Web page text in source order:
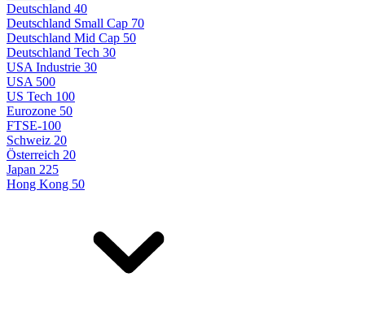
Deutschland 40
Deutschland Small Cap 70
Deutschland Mid Cap 50
Deutschland Tech 30
USA Industrie 30
USA 500
US Tech 100
Eurozone 50
FTSE-100
Schweiz 20
Österreich 20
Japan 225
Hong Kong 50